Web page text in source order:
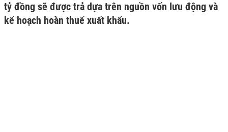
tỷ đồng sẽ được trả dựa trên nguồn vốn lưu động và
kế hoạch hoàn thuế xuất khẩu.